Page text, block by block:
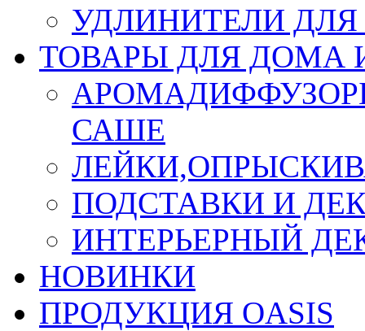
УДЛИНИТЕЛИ
ТОВАРЫ ДЛЯ ДОМА
САШЕ
ПОДСТАВКИ И
ИНТЕРЬЕРНЫЙ
НОВИНКИ
ПРОДУКЦИЯ OASIS